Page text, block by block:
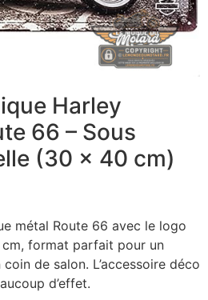
Harley
66 – Sous
(30 x 40 cm)
métal Route 66 avec le logo
format parfait pour un
de salon. L’accessoire déco
d’effet.